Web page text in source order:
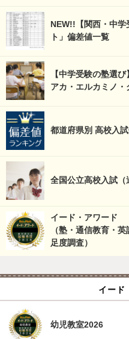
NEW!!【関西・中学
ト」偏差値一覧
【中学受験の塾選
アカ・エルカミノ
都道府県別 高校入
全国公立高校入試（
イード・アワード
（塾・通信教育・
足度調査）
イード
幼児教室2026